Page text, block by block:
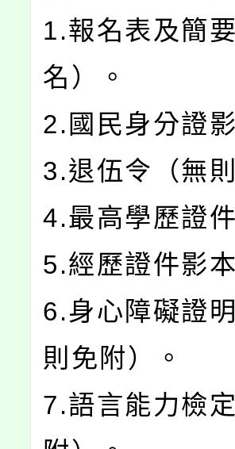
1.報名表及簡
名）。
2.國民身分證
3.退伍令（無
4.最高學歷證
5.經歷證件影
6.身心障礙證
則免附）。
7.語言能力檢